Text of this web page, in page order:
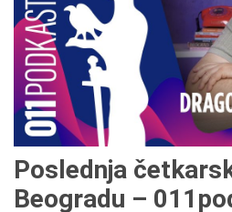
Poslednja
Beogradu –